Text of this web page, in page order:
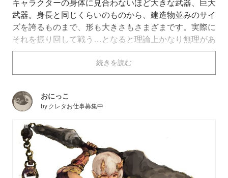
キャラクターの身体に見合わないほど大きな武器、巨大
武器。身長と同じくらいのものから、建造物並みのサイ
ズを誇るものまで、形も大きさもさまざまです。実際に
それを振り回して戦う…となると理論上かなり無理があ
るのですが、小さな身体で大きな武器を使いこなす、と
いう一種の「ギャップ萌え」としてpixivではメジャー
な組み合わせのひとつになっています。今回は、ロマン
イラスト特集です。
続きを読む
おにっこ
by クレタお仕事募集中